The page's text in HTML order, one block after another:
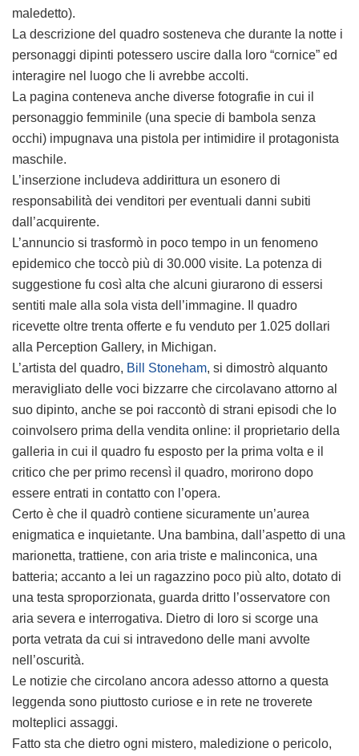
maledetto).
La descrizione del quadro sosteneva che durante la notte i
personaggi dipinti potessero uscire dalla loro “cornice” ed
interagire nel luogo che li avrebbe accolti.
La pagina conteneva anche diverse fotografie in cui il
personaggio femminile (una specie di bambola senza
occhi) impugnava una pistola per intimidire il protagonista
maschile.
L’inserzione includeva addirittura un esonero di
responsabilità dei venditori per eventuali danni subiti
dall’acquirente.
L’annuncio si trasformò in poco tempo in un fenomeno
epidemico che toccò più di 30.000 visite. La potenza di
suggestione fu così alta che alcuni giurarono di essersi
sentiti male alla sola vista dell’immagine. Il quadro
ricevette oltre trenta offerte e fu venduto per 1.025 dollari
alla Perception Gallery, in Michigan.
L’artista del quadro, Bill Stoneham, si dimostrò alquanto
meravigliato delle voci bizzarre che circolavano attorno al
suo dipinto, anche se poi raccontò di strani episodi che lo
coinvolsero prima della vendita online: il proprietario della
galleria in cui il quadro fu esposto per la prima volta e il
critico che per primo recensì il quadro, morirono dopo
essere entrati in contatto con l’opera.
Certo è che il quadrò contiene sicuramente un’aurea
enigmatica e inquietante. Una bambina, dall’aspetto di una
marionetta, trattiene, con aria triste e malinconica, una
batteria; accanto a lei un ragazzino poco più alto, dotato di
una testa sproporzionata, guarda dritto l’osservatore con
aria severa e interrogativa. Dietro di loro si scorge una
porta vetrata da cui si intravedono delle mani avvolte
nell’oscurità.
Le notizie che circolano ancora adesso attorno a questa
leggenda sono piuttosto curiose e in rete ne troverete
molteplici assaggi.
Fatto sta che dietro ogni mistero, maledizione o pericolo,